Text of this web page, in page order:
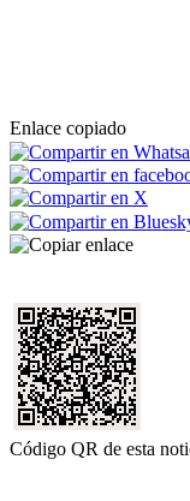
Enlace copiado
Código QR de esta